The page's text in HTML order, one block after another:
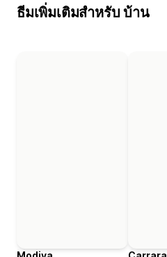
ธีมเพิ่มเติมสำหรับ บ้าน